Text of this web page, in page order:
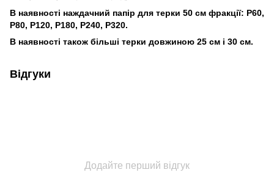
В наявності наждачний папір для терки 50 см фракції: P60,
P80, P120, P180, P240, P320.
В наявності також більші терки довжиною 25 см і 30 см.
Відгуки
Додайте перший відгук